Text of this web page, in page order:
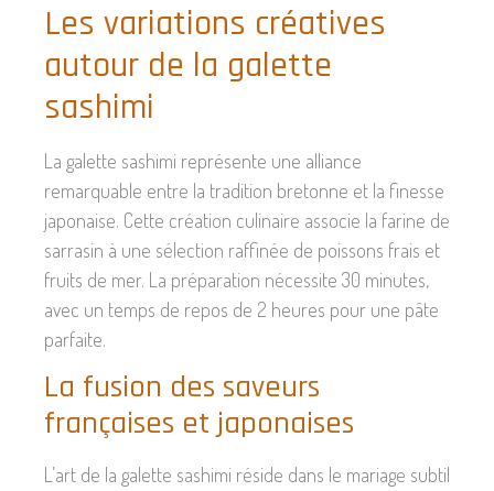
Les variations créatives
autour de la galette
sashimi
La galette sashimi représente une alliance
remarquable entre la tradition bretonne et la finesse
japonaise. Cette création culinaire associe la farine de
sarrasin à une sélection raffinée de poissons frais et
fruits de mer. La préparation nécessite 30 minutes,
avec un temps de repos de 2 heures pour une pâte
parfaite.
La fusion des saveurs
françaises et japonaises
L’art de la galette sashimi réside dans le mariage subtil